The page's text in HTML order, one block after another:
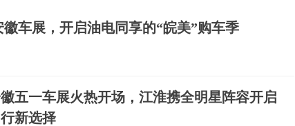
车展，开启油电同享的“皖美”购车季
五一车展火热开场，江淮携全明星阵容开启
新选择